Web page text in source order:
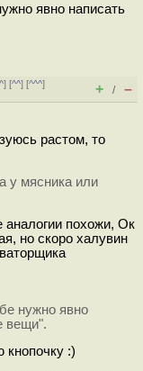
явно написать
^] [^^] [^^^]
+ / –
растом, то
у мясника или
аналогии похожи, Ок
но скоро халувин
нужно явно
вещи".
кнопочку :)